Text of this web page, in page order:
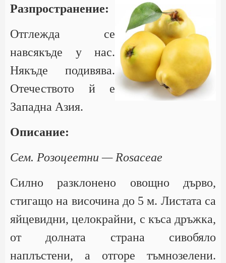
Разпространение:
Отглежда се
навсякъде у нас.
Някъде подивява.
Отечеството й е
Западна Азия.
Описание:
Сем. Розоцеетни — Rosaceae
Силно разклонено овощно дърво,
стигащо на височина до 5 м. Листата са
яйцевидни, целокрайни, с къса дръжка,
от долната страна сивобяло
наплъстени, а отгоре тъмнозелени.